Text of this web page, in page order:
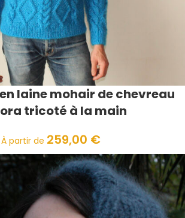
laine mohair de chevreau
tricoté à la main
À partir de 259,00 €